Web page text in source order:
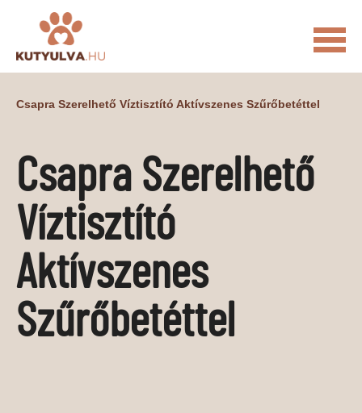
KUTYULVA – HÍREK
CUKI ÉLETKÉPEK NÖVÉNYEK
ÁLLATI
ÁLLATI ELEDELEK ÁLLATI FELSZERELÉSEK
ÁLLATI SZOLGÁLTATÁSOK
PR CIKKEK
Csapra Szerelhető Víztisztító Aktívszenes Szűrőbetéttel
Csapra Szerelhető
Víztisztító
Aktívszenes
Szűrőbetéttel